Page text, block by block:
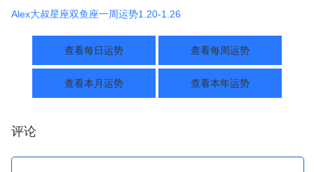
Alex大叔星座双鱼座一周运势1.20-1.26
查看每日运势 查看每周运势
查看本月运势 查看本年运势
评论